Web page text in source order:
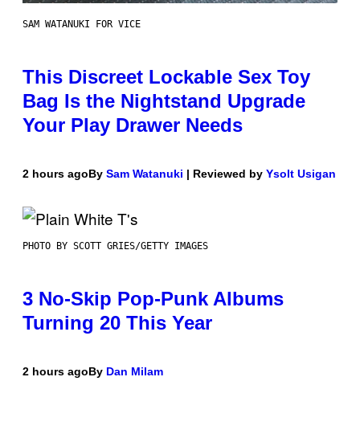
SAM WATANUKI FOR VICE
This Discreet Lockable Sex Toy
Bag Is the Nightstand Upgrade
Your Play Drawer Needs
2 hours agoBy Sam Watanuki | Reviewed by Ysolt Usigan
PHOTO BY SCOTT GRIES/GETTY IMAGES
3 No-Skip Pop-Punk Albums
Turning 20 This Year
2 hours agoBy Dan Milam